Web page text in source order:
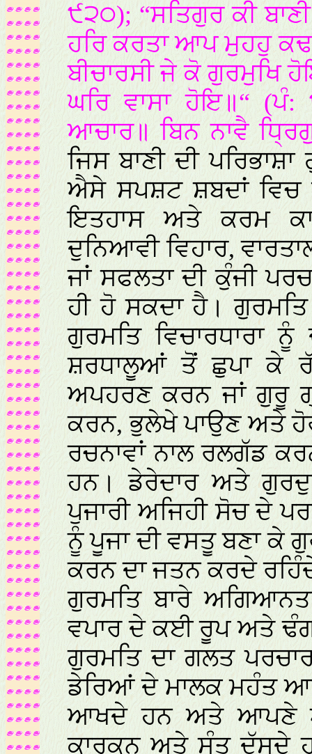
੯੨੦); “ਸਤਿਗੁਰ ਕੀ
ਹਰਿ ਕਰਤਾ ਆਪ ਮੁਹਹੁ
ਬੀਚਾਰਸੀ ਜੇ ਕੋ ਗੁਰਮੁਖਿ
ਘਰਿ ਵਾਸਾ ਹੋਇ॥“
ਆਚਾਰ॥ ਬਿਨ ਨਾਵੈ
ਜਿਸ ਬਾਣੀ ਦੀ
ਐਸੇ ਸਪਸ਼ਟ ਸ਼ਬਦਾਂ ਵਿਚ
ਇਤਹਾਸ ਅਤੇ ਕਰਮ
ਦੁਨਿਆਵੀ ਵਿਹਾਰ,
ਜਾਂ ਸਫਲਤਾ ਦੀ ਕੁੰਜੀ
ਹੀ ਹੋ ਸਕਦਾ ਹੈ।
ਗੁਰਮਤਿ ਵਿਚਾਰਧਾਰਾ
ਸ਼ਰਧਾਲੂਆਂ ਤੋਂ ਛੁਪਾ ਕੇ
ਅਪਹਰਣ ਕਰਨ ਜਾਂ ਗੁਰੂ
ਕਰਨ, ਭੁਲੇਖੇ ਪਾਉਣ ਅਤੇ
ਰਚਨਾਵਾਂ ਨਾਲ ਰਲਗੱਡ
ਹਨ। ਡੇਰੇਦਾਰ ਅਤੇ
ਪੁਜਾਰੀ ਅਜਿਹੀ ਸੋਚ ਦੇ
ਨੂੰ ਪੂਜਾ ਦੀ ਵਸਤੂ ਬਣਾ ਕੇ
ਕਰਨ ਦਾ ਜਤਨ ਕਰਦੇ
ਗੁਰਮਤਿ ਬਾਰੇ
ਵਪਾਰ ਦੇ ਕਈ ਰੂਪ ਅਤੇ
ਗੁਰਮਤਿ ਦਾ ਗਲਤ
ਡੇਰਿਆਂ ਦੇ ਮਾਲਕ ਮਹੰਤ
ਆਖਦੇ ਹਨ ਅਤੇ ਆਪਣੇ
ਕਾਰਕੁਨ ਅਤੇ ਸੰਤ ਦੱਸਦੇ